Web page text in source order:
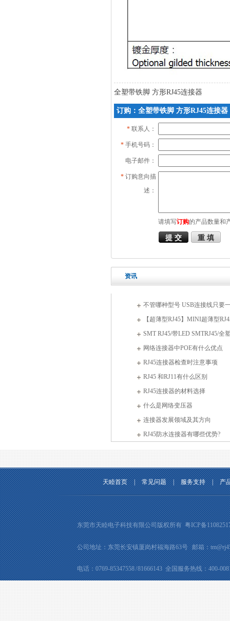
全塑带铁脚 方形RJ45连接器
订购：全塑带铁脚 方形RJ45连接器
* 联系人：
* 手机号码：
电子邮件：
* 订购意向描
述：
请填写订购的产品数量和
资讯
不管哪种型号 USB连接线只要
【超薄型RJ45】MINI超薄型
式量产
SMT RJ45/带LED SMTRJ45/全
SMT RJ45专业生产厂
网络连接器中POE有什么优点
RJ45连接器检查时注意事项
RJ45 和RJ11有什么区别
RJ45连接器的材料选择
什么是网络变压器
连接器发展领域及其方向
RJ45防水连接器有哪些优势?
天睦首页 | 常见问题 | 服务支持 | 产
东莞市天睦电子科技有限公司版权所有粤ICP备
公司地址：东莞长安镇厦岗村福海路63号 邮箱：
电话：0769-85347558 / 81666143 全国服务热线：400-